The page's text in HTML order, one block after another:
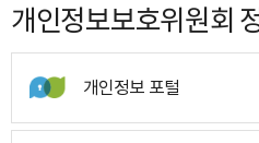
개인정보보호위원회
개인정보 포털